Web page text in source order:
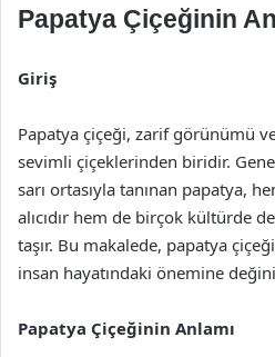
Papatya Çiçeğinin
Giriş
Papatya çiçeği, zarif görünümü
sevimli çiçeklerinden biridir.
sarı ortasıyla tanınan papatya,
alıcıdır hem de birçok kültürde
taşır. Bu makalede, papatya
insan hayatındaki önemine
Papatya Çiçeğinin Anlamı